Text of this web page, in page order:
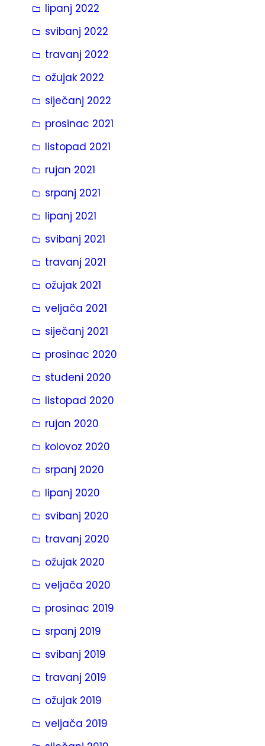
lipanj 2022
svibanj 2022
travanj 2022
ožujak 2022
siječanj 2022
prosinac 2021
listopad 2021
rujan 2021
srpanj 2021
lipanj 2021
svibanj 2021
travanj 2021
ožujak 2021
veljača 2021
siječanj 2021
prosinac 2020
studeni 2020
listopad 2020
rujan 2020
kolovoz 2020
srpanj 2020
lipanj 2020
svibanj 2020
travanj 2020
ožujak 2020
veljača 2020
prosinac 2019
srpanj 2019
svibanj 2019
travanj 2019
ožujak 2019
veljača 2019